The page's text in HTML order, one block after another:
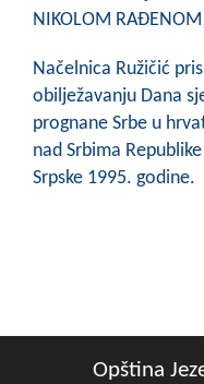
Poljoprivreda
Turizam
Sport
NIKOLOM RAĐENOM
Načelnica Ružičić
obilježavanju Dana
prognane Srbe u
nad Srbima
Srpske 1995. godine.
Opština